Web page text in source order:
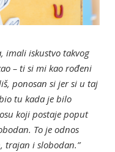
imali iskustvo takvog
– ti si mi kao rođeni
ponosan si jer si u taj
tu kada je bilo
koji postaje poput
To je odnos
trajan i slobodan.”